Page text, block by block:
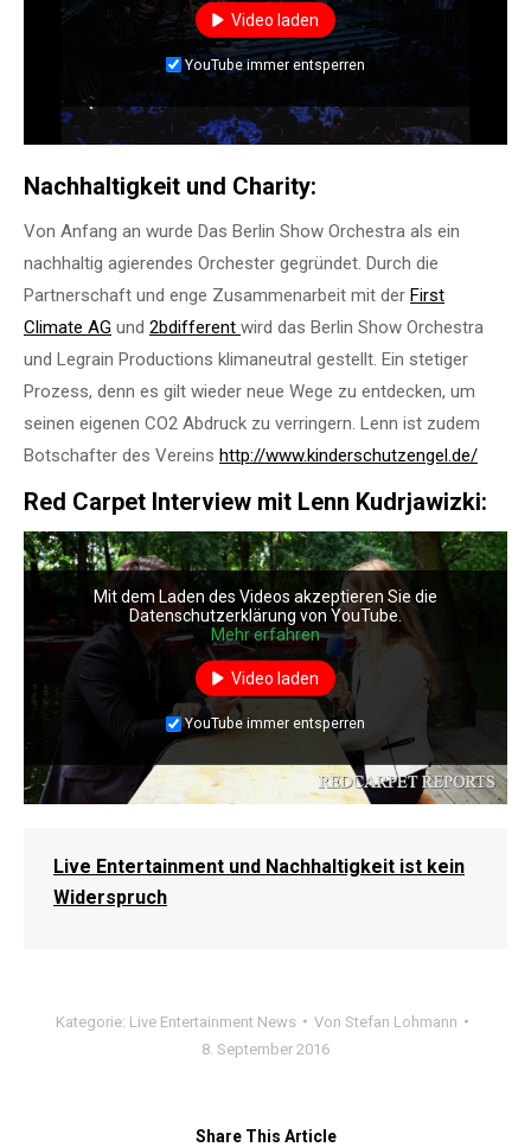
Video laden
YouTube immer entsperren
Nachhaltigkeit und Charity:
Von Anfang an wurde Das Berlin Show Orchestra als ein
nachhaltig agierendes Orchester gegründet. Durch die
Partnerschaft und enge Zusammenarbeit mit der First
Climate AG und 2bdifferent wird das Berlin Show Orchestra
und Legrain Productions klimaneutral gestellt. Ein stetiger
Prozess, denn es gilt wieder neue Wege zu entdecken, um
seinen eigenen CO2 Abdruck zu verringern. Lenn ist zudem
Botschafter des Vereins http://www.kinderschutzengel.de/
Red Carpet Interview mit Lenn Kudrjawizki:
Mit dem Laden des Videos akzeptieren Sie die
Datenschutzerklärung von YouTube.
Mehr erfahren
Video laden
YouTube immer entsperren
Live Entertainment und Nachhaltigkeit ist kein
Widerspruch
Kategorie: Live Entertainment News Von Stefan Lohmann
8. September 2016
Share This Article